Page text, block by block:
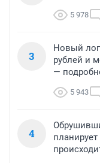
5 978
3
Новый
рублей и
—
5 943
4